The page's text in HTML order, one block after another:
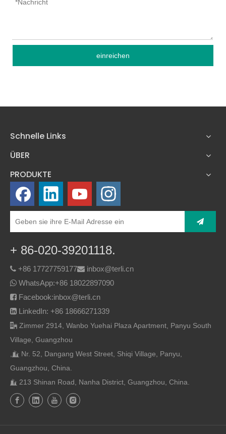
einreichen
Schnelle Links
ÜBER
PRODUKTE
+ 86-020-39201118.
 +86 17727759177 inbox@terli.cn
 WhatsApp:+86 18022897090
 Facebook:inbox@terli.cn
 LinkedIn: +86 18666271339
 Zimmer 2914, Wanbo Yuehai Plaza Apartment, Panyu South
Village, Guangzhou
 Nr. 52, Dangang West Street, Shiqi Village, Panyu,
Guangzhou, China.
 213 Shinan Road, Nanha District, Guangzhou, China.